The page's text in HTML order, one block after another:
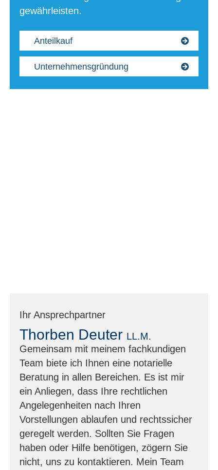
gewährleisten.
Anteilkauf
Unternehmensgründung
Ihr Ansprechpartner
Thorben Deuter LL.M.
Gemeinsam mit meinem fachkundigen
Team biete ich Ihnen eine notarielle
Beratung in allen Bereichen. Es ist mir
ein Anliegen, dass Ihre rechtlichen
Angelegenheiten nach Ihren
Vorstellungen ablaufen und rechtssicher
geregelt werden. Sollten Sie Fragen
haben oder Hilfe benötigen, zögern Sie
nicht, uns zu kontaktieren. Mein Team